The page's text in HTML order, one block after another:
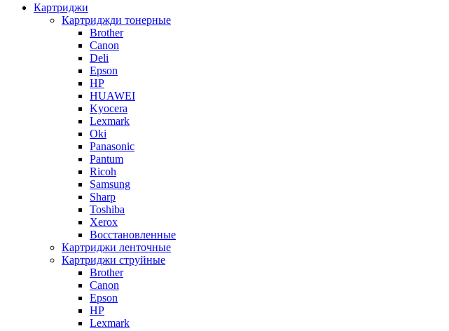
Картриджи
Картриджди тонерные
Brother
Canon
Deli
Epson
HP
HUAWEI
Kyocera
Lexmark
Oki
Panasonic
Pantum
Ricoh
Samsung
Sharp
Toshiba
Xerox
Восстановленные
Картриджи ленточные
Картриджи струйные
Brother
Canon
Epson
HP
Lexmark